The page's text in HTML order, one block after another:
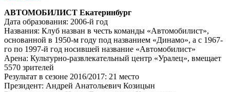
АВТОМОБИЛИСТ Екатеринбург
Дата образования: 2006-й год
Названия: Клуб назван в честь команды «Автомобилист»,
основанной в 1950-м году под названием «Динамо», а с 1967-
го по 1997-й год носившей название «Автомобилист»
Арена: Культурно-развлекательный центр «Уралец», вмещает
5570 зрителей
Результат в сезоне 2016/2017: 21 место
Президент: Андрей Анатольевич Козицын